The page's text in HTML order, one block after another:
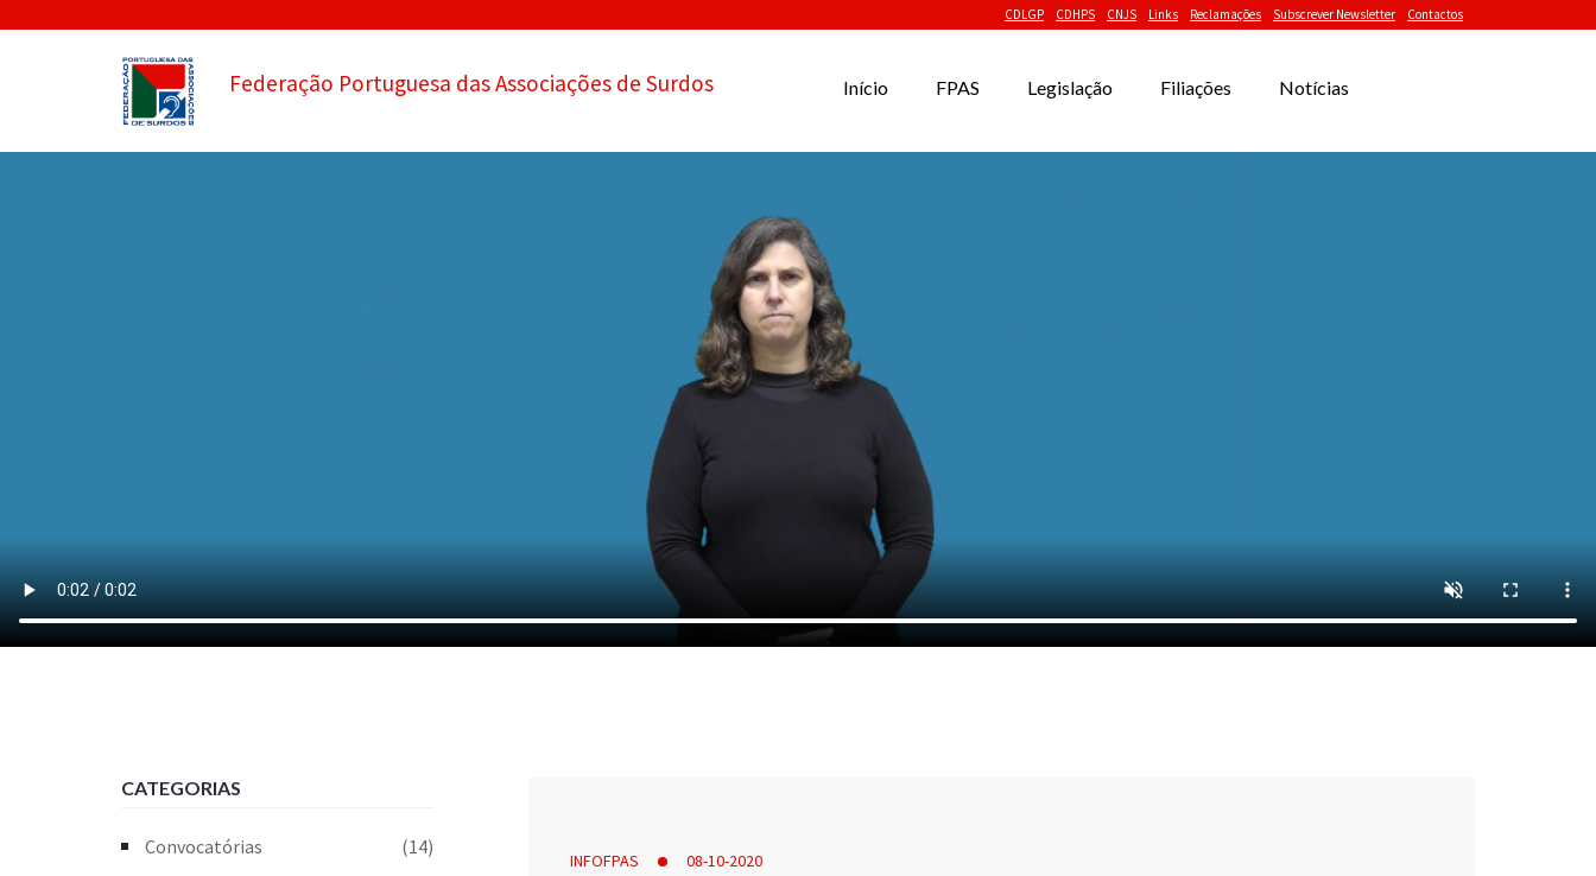
CDLGP CDHPS CNJS Links Reclamações Subscrever Newsletter Contactos
Federação Portuguesa das Associações de Surdos Início FPAS Legislação Filiações Notícias
INFOFPAS 08-10-2020
CATEGORIAS
Convocatórias
(14)